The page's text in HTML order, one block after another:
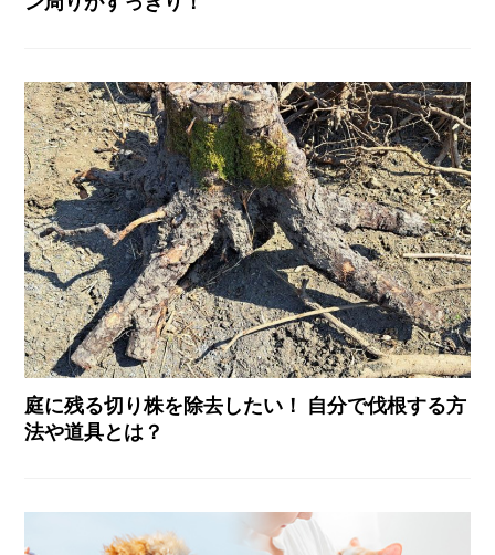
庭に残る切り株を除去したい！ 自分で伐根する方
法や道具とは？